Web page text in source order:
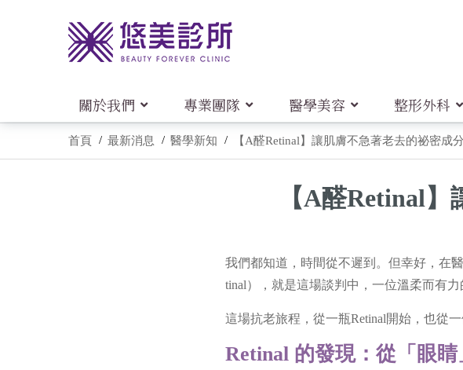
關於我們 專業團隊 醫學美容 整形外科
首頁 最新消息 醫學新知 【A醛Retinal】讓肌膚不急著老去的祕密成分
【A醛Retinal
我們都知道，時間從不遲到。但幸好，在
tinal），就是這場談判中，一位溫柔而有力
這場抗老旅程，從一瓶Retinal開始，也從
Retinal 的發現：從「眼